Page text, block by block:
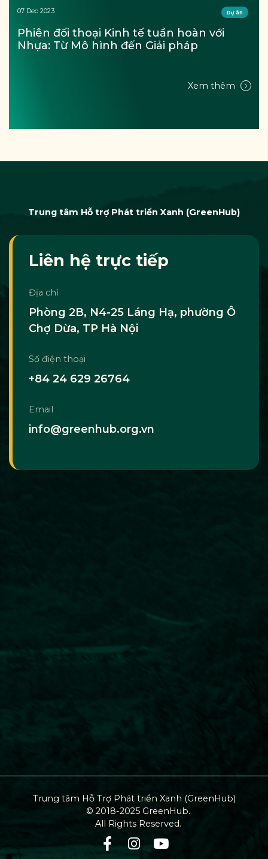
07 Dec 2023 Dự án
Phiên đối thoại Kinh tế tuần hoàn với
Nhựa: Từ Mô hình đến Giải pháp
Xem thêm
Trung tâm Hỗ trợ Phát triển Xanh (GreenHub)
Liên hệ trực tiếp
Địa chỉ
Phòng 2B, N4-25 Láng Hạ, phường Ô
Chợ Dừa, TP Hà Nội
Số điện thoại
+84 24 629 26764
Email
info@greenhub.org.vn
Trung tâm Hỗ Trợ Phát triển Xanh (GreenHub)
© 2018-2025 GreenHub.
All Rights Reserved.